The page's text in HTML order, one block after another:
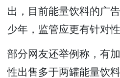
出，目前能量饮料的广
少年，监管应更有针对性
部分网友还举例称，有
性出售多于两罐能量饮